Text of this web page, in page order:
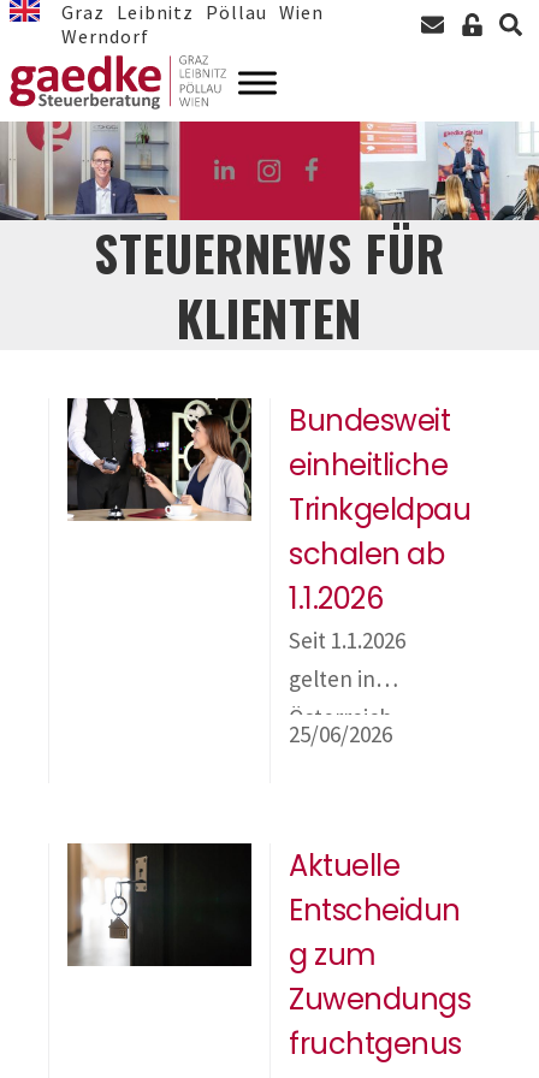
Graz Leibnitz Pöllau Wien
Werndorf
STEUERNEWS FÜR
KLIENTEN
Bundesweit
einheitliche
Trinkgeldpau
schalen ab
1.1.2026
Seit 1.1.2026
gelten in
Österreich
bundesweit
en für gewisse
Branchen. Im
Rahmen des
Steuerrechts sind
Trinkgelder dabei
weiterhin
25/06/2026
Aktuelle
Entscheidun
g zum
Zuwendungs
fruchtgenus